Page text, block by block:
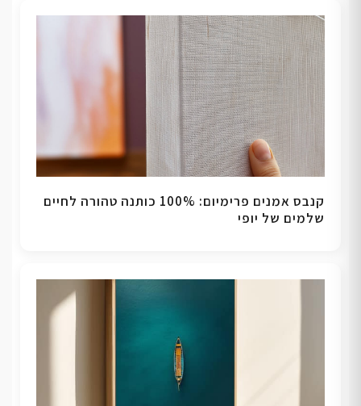
קנבס אמנים פרימיום: 100% כותנה טהורה לחיים
שלמים של יופי